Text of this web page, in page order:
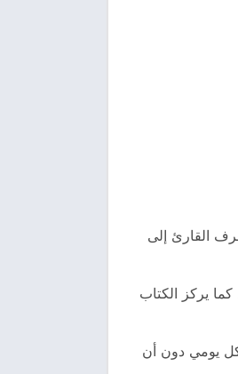
القارئ إلى
يركز الكتاب
يومي دون أن